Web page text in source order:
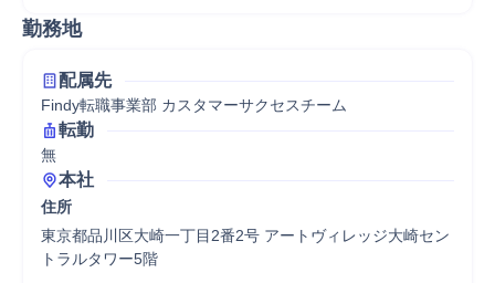
勤務地
配属先
Findy転職事業部 カスタマーサクセスチーム
転勤
無
本社
住所
東京都品川区大崎一丁目2番2号 アートヴィレッジ大崎セン
トラルタワー5階